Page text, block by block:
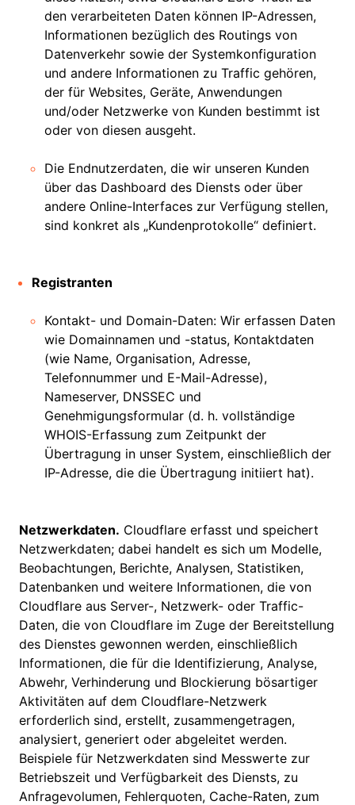
den verarbeiteten Daten können IP-Adressen,
Informationen bezüglich des Routings von
Datenverkehr sowie der Systemkonfiguration
und andere Informationen zu Traffic gehören,
der für Websites, Geräte, Anwendungen
und/oder Netzwerke von Kunden bestimmt ist
oder von diesen ausgeht.
Die Endnutzerdaten, die wir unseren Kunden
über das Dashboard des Diensts oder über
andere Online-Interfaces zur Verfügung stellen,
sind konkret als „Kundenprotokolle“ definiert.
Registranten
Kontakt- und Domain-Daten: Wir erfassen Daten
wie Domainnamen und -status, Kontaktdaten
(wie Name, Organisation, Adresse,
Telefonnummer und E-Mail-Adresse),
Nameserver, DNSSEC und
Genehmigungsformular (d. h. vollständige
WHOIS-Erfassung zum Zeitpunkt der
Übertragung in unser System, einschließlich der
IP-Adresse, die die Übertragung initiiert hat).
Netzwerkdaten. Cloudflare erfasst und speichert
Netzwerkdaten; dabei handelt es sich um Modelle,
Beobachtungen, Berichte, Analysen, Statistiken,
Datenbanken und weitere Informationen, die von
Cloudflare aus Server-, Netzwerk- oder Traffic-
Daten, die von Cloudflare im Zuge der Bereitstellung
des Dienstes gewonnen werden, einschließlich
Informationen, die für die Identifizierung, Analyse,
Abwehr, Verhinderung und Blockierung bösartiger
Aktivitäten auf dem Cloudflare-Netzwerk
erforderlich sind, erstellt, zusammengetragen,
analysiert, generiert oder abgeleitet werden.
Beispiele für Netzwerkdaten sind Messwerte zur
Betriebszeit und Verfügbarkeit des Diensts, zu
Anfragevolumen, Fehlerquoten, Cache-Raten, zum